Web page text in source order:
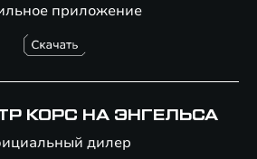
приложение
КОРС НА ЭНГЕЛЬСА
дилер